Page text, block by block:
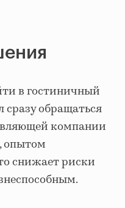
в гостиничный
сразу обращаться
компании
опытом
снижает риски